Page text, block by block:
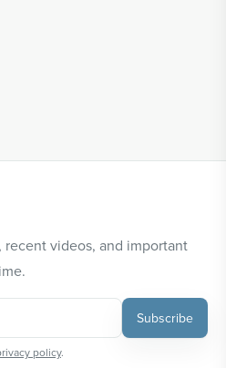
videos, and important
Subscribe
policy.